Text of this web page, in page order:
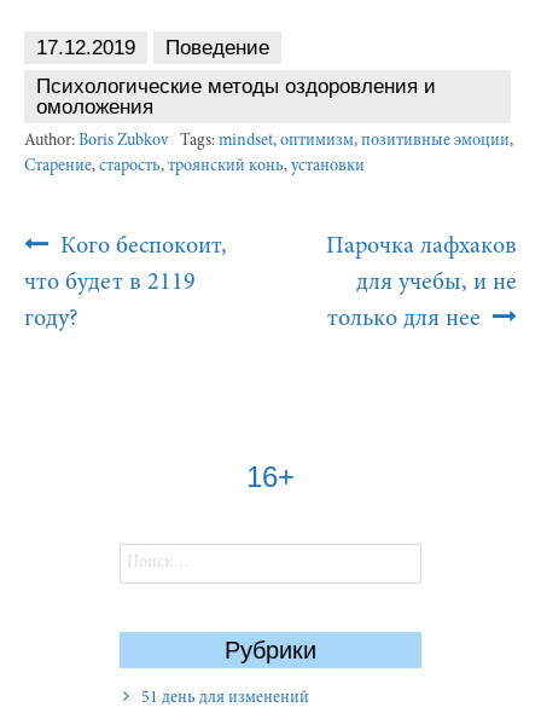
17.12.2019
Поведение
Психологические методы оздоровления и
омоложения
Author: Boris Zubkov Tags: mindset, оптимизм, позитивные эмоции,
Старение, старость, троянский конь, установки
Post
Navigation
Кого беспокоит,
что будет в 2119
году?
Парочка лафхаков
для учебы, и не
только для нее
16+
Найти:
Рубрики
51 день для изменений